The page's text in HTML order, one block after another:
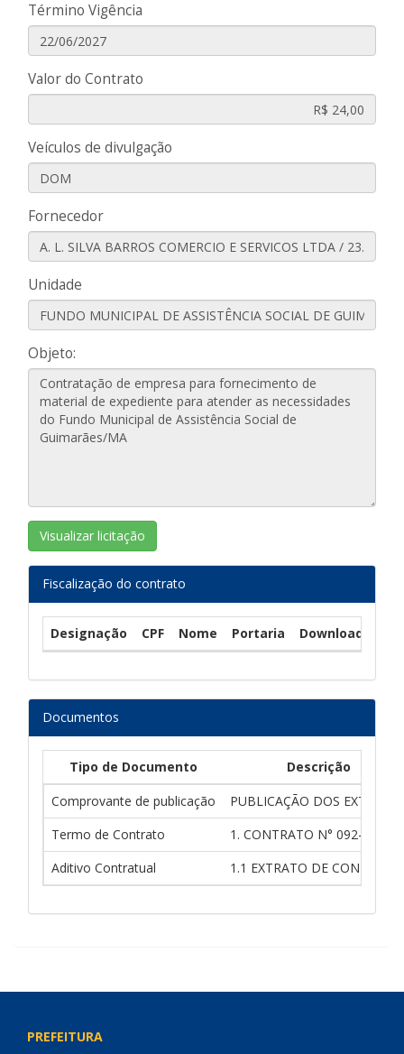
Término Vigência
Valor do Contrato
Veículos de divulgação
Fornecedor
Unidade
Objeto:
Visualizar licitação
Fiscalização do contrato
Designação CPF Nome Portaria Download
Documentos
Tipo de Documento
Descrição
Comprovante de publicação
PUBLICAÇÃO DOS
Termo de Contrato
1. CONTRATO N° 092-2026
Aditivo Contratual
1.1 EXTRATO DE CONTRATO
PREFEITURA